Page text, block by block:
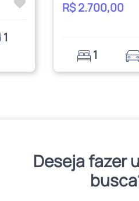
1
R$ 2.700,00
1
Deseja fazer